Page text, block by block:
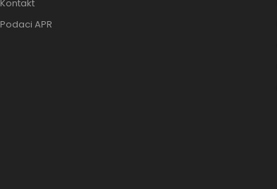
Kontakt
Podaci APR